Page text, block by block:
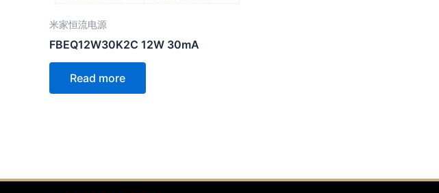
米家恒流电源
FBEQ12W30K2C 12W 30mA
Read more